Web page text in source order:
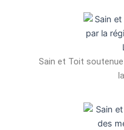
Sain et Toit